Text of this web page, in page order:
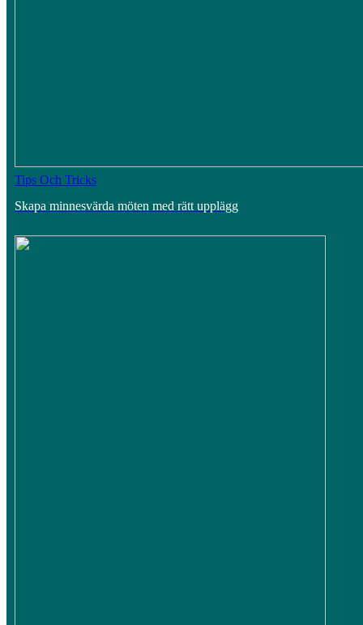
Tips Och Tricks
Skapa minnesvärda möten med rätt upplägg